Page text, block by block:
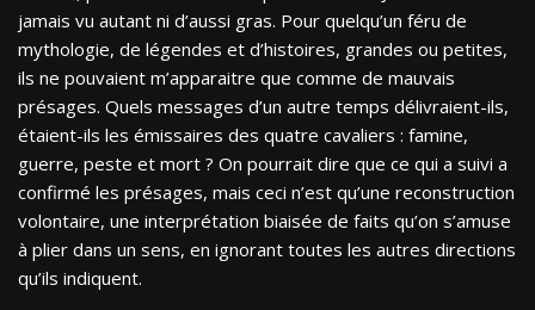
jamais vu autant ni d’aussi gras. Pour quelqu’un féru de
mythologie, de légendes et d’histoires, grandes ou petites,
ils ne pouvaient m’apparaitre que comme de mauvais
présages. Quels messages d’un autre temps délivraient-ils,
étaient-ils les émissaires des quatre cavaliers : famine,
guerre, peste et mort ? On pourrait dire que ce qui a suivi a
confirmé les présages, mais ceci n’est qu’une reconstruction
volontaire, une interprétation biaisée de faits qu’on s’amuse
à plier dans un sens, en ignorant toutes les autres directions
qu’ils indiquent.